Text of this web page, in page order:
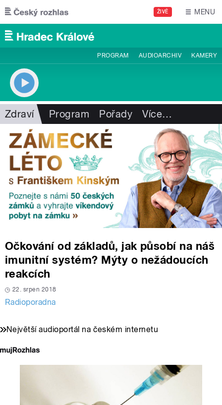
Přejít k hlavnímu obsahu
ŽIVĚ MENU
PROGRAM AUDIOARCHIV KAMERY
Zdraví Program Pořady Více…
Očkování od základů, jak působí na náš
imunitní systém? Mýty o nežádoucích
reakcích
22. srpen 2018
Radioporadna
Největší audioportál na českém internetu